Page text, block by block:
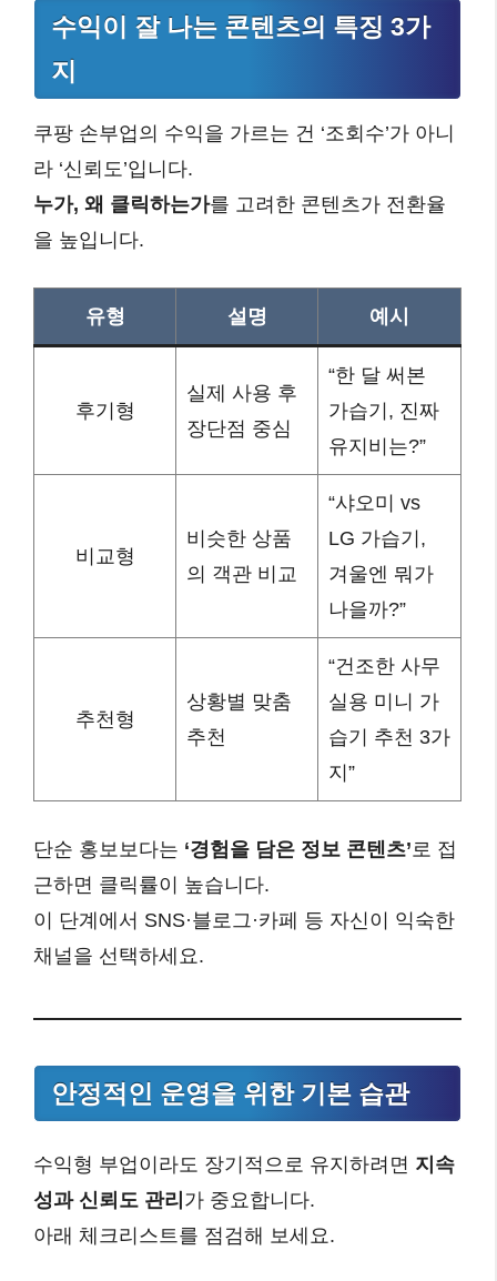
수익이 잘 나는 콘텐츠의 특징 3가
지
쿠팡 손부업의 수익을 가르는 건 ‘조회수’가 아니
라 ‘신뢰도’입니다.
누가, 왜 클릭하는가를 고려한 콘텐츠가 전환율
을 높입니다.
유형 설명 예시
후기형
실제 사용 후
장단점 중심
“한 달 써본
가습기, 진짜
유지비는?”
비교형
비슷한 상품
의 객관 비교
“샤오미 vs
LG 가습기,
겨울엔 뭐가
나을까?”
추천형
상황별 맞춤
추천
“건조한 사무
실용 미니 가
습기 추천 3가
지”
단순 홍보보다는 ‘경험을 담은 정보 콘텐츠’ 로 접
근하면 클릭률이 높습니다.
이 단계에서 SNS·블로그·카페 등 자신이 익숙한
채널을 선택하세요.
안정적인 운영을 위한 기본 습관
수익형 부업이라도 장기적으로 유지하려면 지속
성과 신뢰도 관리 가 중요합니다.
아래 체크리스트를 점검해 보세요.